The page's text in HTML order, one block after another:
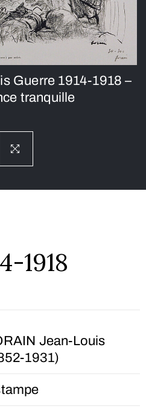
Guerre 1914-1918 –
tranquille
1918
Jean-Louis
1931)